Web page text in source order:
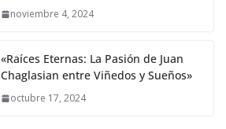
noviembre 4, 2024
«Raíces Eternas: La Pasión de Juan
Chaglasian entre Viñedos y Sueños»
octubre 17, 2024